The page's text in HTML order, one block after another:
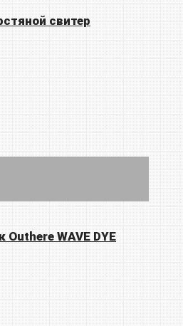
свитер
WAVE DYE